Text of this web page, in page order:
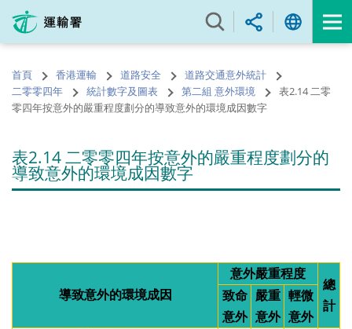
內
的
開
始
首頁 香港運輸 道路安全
道路交通意外統計
二零零四年
統計數字及圖表 第二組 意外環境
表2.14 二零
零四年按意外的嚴重程度劃分的導致意外的環境成因數字
表2.14 二零零四年按意外的嚴重程度劃分的
導致意外的環境成因數字
導致意外的環境成因
意外嚴重程度
總
計
致命
意外
嚴重
意外
輕微
意外